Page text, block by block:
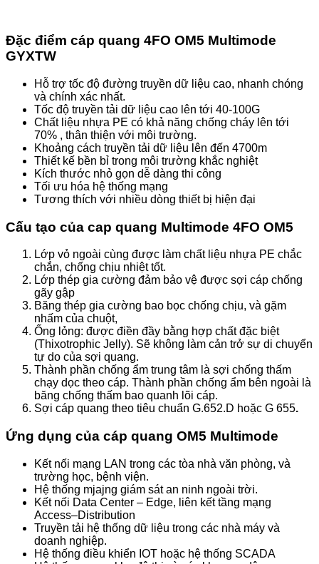
Đặc điểm cáp quang 4FO OM5 Multimode
GYXTW
Hỗ trợ tốc độ đường truyền dữ liệu cao, nhanh chóng
và chính xác nhất.
Tốc độ truyền tải dữ liệu cao lên tới 40-100G
Chất liệu nhựa PE có khả năng chống cháy lên tới
70% , thân thiện với môi trường.
Khoảng cách truyền tải dữ liệu lên đến 4700m
Thiết kế bền bỉ trong môi trường khắc nghiệt
Kích thước nhỏ gọn dễ dàng thi công
Tối ưu hóa hệ thống mạng
Tương thích với nhiều dòng thiết bị hiện đại
Cấu tạo của cap quang Multimode 4FO OM5
Lớp vỏ ngoài cùng được làm chất liệu nhựa PE chắc
chắn, chống chịu nhiệt tốt.
Lớp thép gia cường đảm bảo vệ được sợi cáp chống
gãy gập
Băng thép gia cường bao bọc chống chịu, và gặm
nhấm của chuột,
Ống lỏng: được điền đầy bằng hợp chất đặc biệt
(Thixotrophic Jelly). Sẽ không làm cản trở sự di chuyển
tự do của sợi quang.
Thành phần chống ẩm trung tâm là sợi chống thấm
chạy dọc theo cáp. Thành phần chống ẩm bên ngoài là
băng chống thấm bao quanh lõi cáp.
Sợi cáp quang theo tiêu chuẩn G.652.D hoặc G 655.
Ứng dụng của cáp quang OM5 Multimode
Kết nối mạng LAN trong các tòa nhà văn phòng, và
trường học, bệnh viện.
Hệ thống mjajng giám sát an ninh ngoài trời.
Kết nối Data Center – Edge, liên kết tầng mạng
Access–Distribution
Truyền tải hệ thống dữ liệu trong các nhà máy và
doanh nghiệp.
Hệ thống điều khiển IOT hoặc hệ thống SCADA